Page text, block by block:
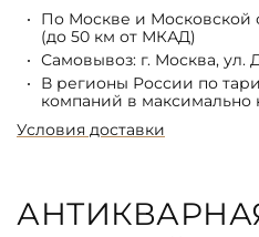
По Москве и Московской
(до 50 км от МКАД)
Самовывоз: г. Москва, ул.
В регионы России по
компаний в максимально
Условия доставки